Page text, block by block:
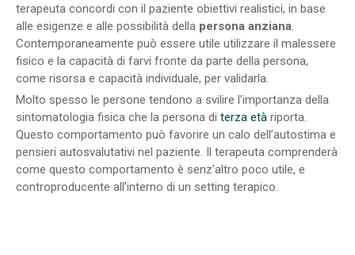
terapeuta concordi con il paziente obiettivi realistici, in base
alle esigenze e alle possibilità della persona anziana.
Contemporaneamente può essere utile utilizzare il malessere
fisico e la capacità di farvi fronte da parte della persona,
come risorsa e capacità individuale, per validarla.
Molto spesso le persone tendono a svilire l’importanza della
sintomatologia fisica che la persona di terza età riporta.
Questo comportamento può favorire un calo dell’autostima e
pensieri autosvalutativi nel paziente. Il terapeuta comprenderà
come questo comportamento è senz’altro poco utile, e
controproducente all’interno di un setting terapico.